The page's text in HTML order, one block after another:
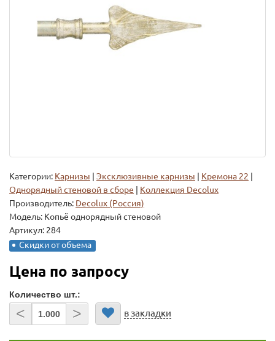
Категории: Карнизы Эксклюзивные карнизы Кремона 22
Однорядный стеновой в сборе
Коллекция Decolux
Производитель: Decolux (Россия)
Модель: Копьё однорядный стеновой
Артикул: 284
Скидки от объема
Цена по запросу
Количество шт.:
< > в закладки